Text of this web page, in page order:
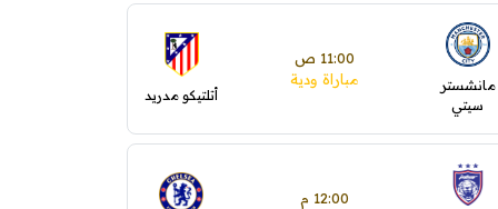
مانشستر
سيتي
11:00 ص
مباراة ودية
أتلتيكو مدريد
12:00 م